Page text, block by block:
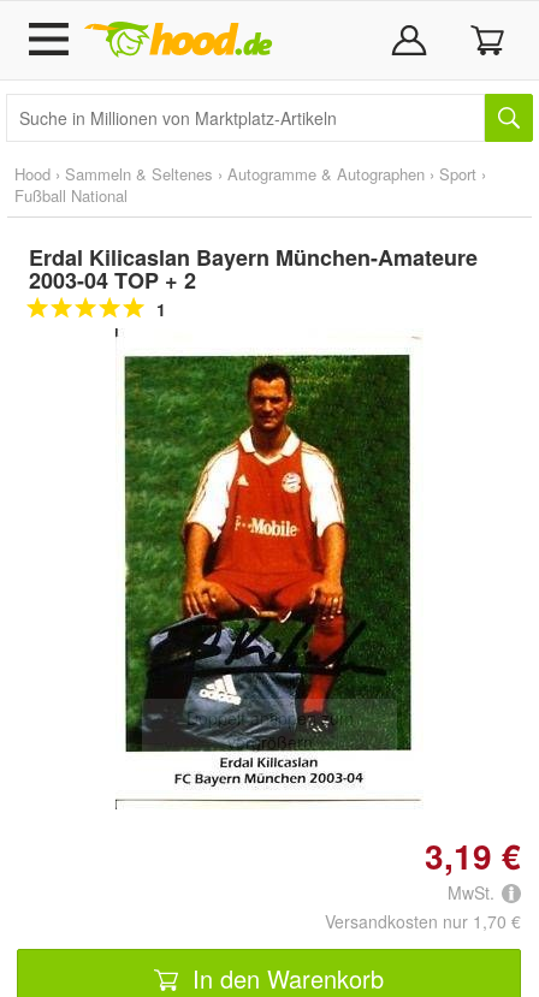
Hood › Sammeln & Seltenes › Autogramme & Autographen › Sport ›
Fußball National
Erdal Kilicaslan Bayern München-Amateure
2003-04 TOP + 2
1
Doppelt antippen zum
vergrößern
3,19 €
MwSt.
Versandkosten nur 1,70 €
In den Warenkorb